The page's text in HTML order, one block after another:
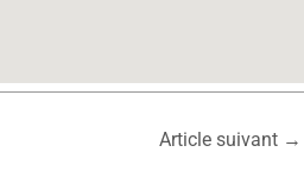
Article suivant →